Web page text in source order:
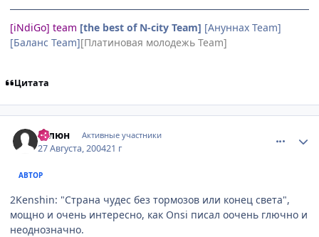
[iNdiGo] team [the best of N-city Team] [Ануннах Team]
[Баланс Team][Платиновая молодежь Team]
Цитата
Галюн Активные участники
27 Августа, 200421 г
АВТОР
2Kenshin: "Страна чудес без тормозов или конец света",
мощно и очень интересно, как Onsi писал оочень глючно и
неоднозначно.